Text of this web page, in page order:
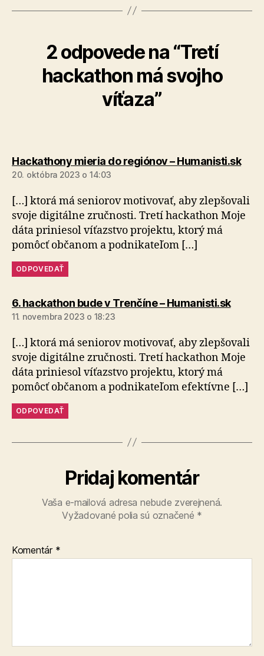
2 odpovede na “Tretí
hackathon má svojho
víťaza”
Hackathony mieria do regiónov – Humanisti.sk
20. októbra 2023 o 14:03
[…] ktorá má seniorov motivovať, aby zlepšovali
svoje digitálne zručnosti. Tretí hackathon Moje
dáta priniesol víťazstvo projektu, ktorý má
pomôcť občanom a pod­ni­ka­te­ľom […]
ODPOVEDAŤ
6. hackathon bude v Trenčíne – Humanisti.skhovorí:
11. novembra 2023 o 18:23
[…] ktorá má seniorov motivovať, aby zlepšovali
svoje digitálne zručnosti. Tretí hackathon Moje
dáta priniesol víťazstvo projektu, ktorý má
pomôcť občanom a podnikateľom efektívne […]
ODPOVEDAŤ
Pridaj komentár
Vaša e-mailová adresa nebude zverejnená.
Vyžadované polia sú označené *
Komentár *